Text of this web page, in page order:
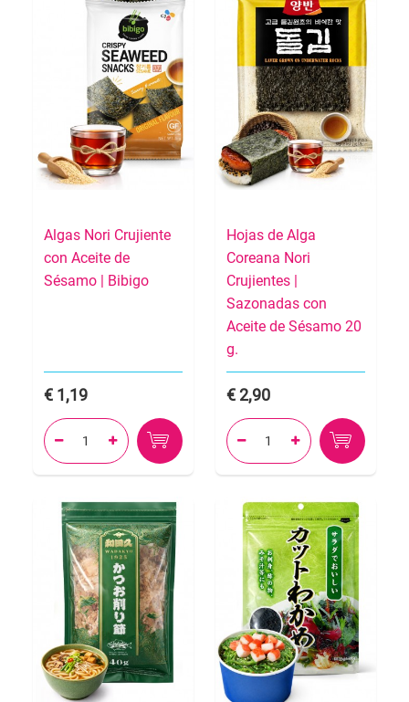
Algas Nori Crujiente
con Aceite de
Sésamo | Bibigo
1,19
 
Hojas de Alga
Coreana Nori
Crujientes |
Sazonadas con
Aceite de Sésamo 20
g.
2,90
 